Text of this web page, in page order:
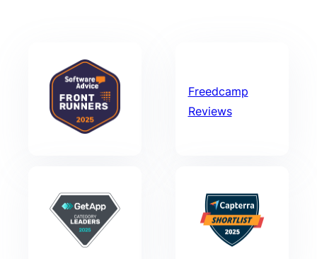
Freedcamp
Reviews